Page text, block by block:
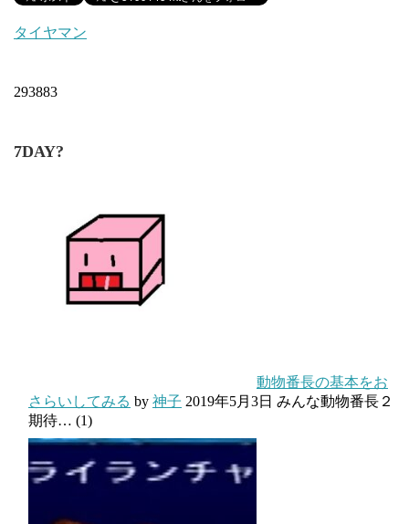
タイヤマン
293883
7DAY?
動物番長の基本をお
さらいしてみる by 神子 2019年5月3日 みんな動物番長２
期待… (1)